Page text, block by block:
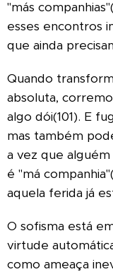
"más
esses encontros
que ainda
Quando
absoluta,
algo dói(101). E
mas também
a vez que
é "má
aquela ferida já
O sofisma está
virtude
como ameaça